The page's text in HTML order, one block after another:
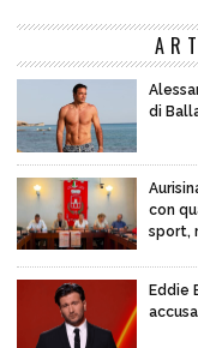
di
con
sport,
Eddie